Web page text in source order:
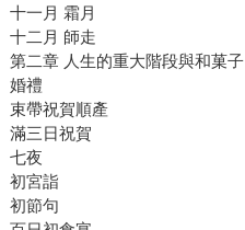
十一月 霜月
十二月 師走
第二章 人生的重大階段與和菓子
婚禮
束帶祝賀順產
滿三日祝賀
七夜
初宮詣
初節句